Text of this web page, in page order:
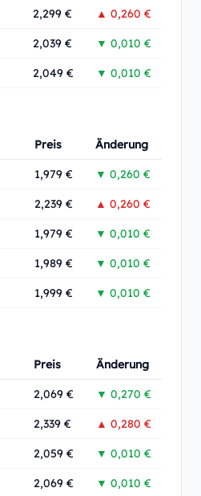
2,299 € ▲ 0,260 €
2,039 € ▼ 0,010 €
2,049 € ▼ 0,010 €
Preis Änderung
1,979 € ▼ 0,260 €
2,239 € ▲ 0,260 €
1,979 € ▼ 0,010 €
1,989 € ▼ 0,010 €
1,999 € ▼ 0,010 €
Preis Änderung
2,069 € ▼ 0,270 €
2,339 € ▲ 0,280 €
2,059 € ▼ 0,010 €
2,069 € ▼ 0,010 €